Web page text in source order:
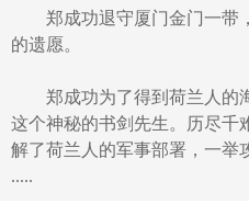
郑成功退守厦门金门一带
的遗愿。
郑成功为了得到荷兰人的
这个神秘的书剑先生。历尽千
解了荷兰人的军事部署，一举
.....